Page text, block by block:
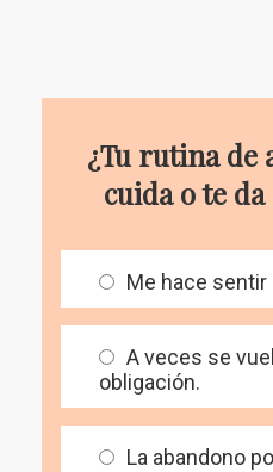
¿Tu rutina de
cuida o te
Me hace sentir
A veces se
obligación.
La abandono